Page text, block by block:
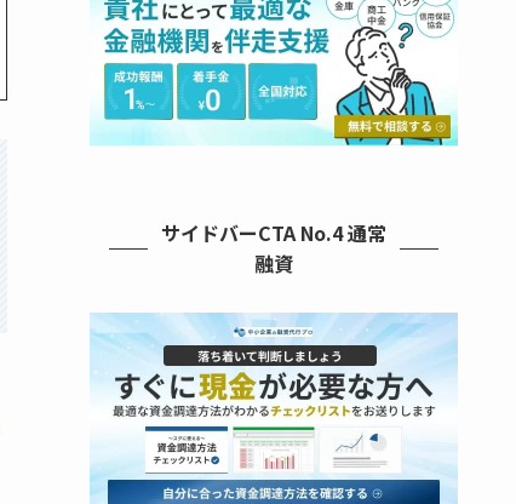
サイドバーCTA No.4 通常
融資